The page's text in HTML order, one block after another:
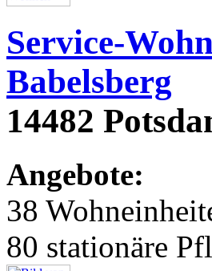
Service-
Babelsberg
14482
Angebote:
38
80 stationäre